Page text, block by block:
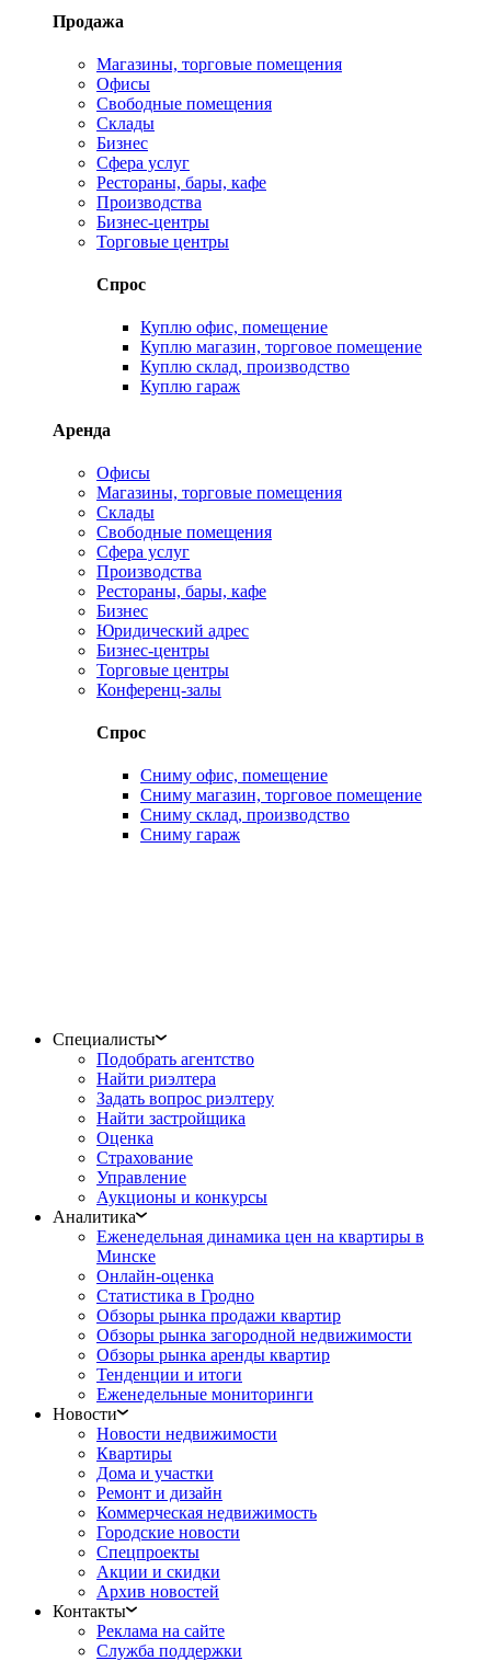
Продажа
Магазины, торговые помещения
Офисы
Свободные помещения
Склады
Бизнес
Сфера услуг
Рестораны, бары, кафе
Производства
Бизнес-центры
Торговые центры
Спрос
Куплю офис, помещение
Куплю магазин, торговое помещение
Куплю склад, производство
Куплю гараж
Аренда
Офисы
Магазины, торговые помещения
Склады
Свободные помещения
Сфера услуг
Производства
Рестораны, бары, кафе
Бизнес
Юридический адрес
Бизнес-центры
Торговые центры
Конференц-залы
Спрос
Сниму офис, помещение
Сниму магазин, торговое помещение
Сниму склад, производство
Сниму гараж
Специалисты
Подобрать агентство
Найти риэлтера
Задать вопрос риэлтеру
Найти застройщика
Оценка
Страхование
Управление
Аукционы и конкурсы
Аналитика
Еженедельная динамика цен на квартиры в
Минске
Онлайн-оценка
Статистика в Гродно
Обзоры рынка продажи квартир
Обзоры рынка загородной недвижимости
Обзоры рынка аренды квартир
Тенденции и итоги
Еженедельные мониторинги
Новости
Новости недвижимости
Квартиры
Дома и участки
Ремонт и дизайн
Коммерческая недвижимость
Городские новости
Спецпроекты
Акции и скидки
Архив новостей
Контакты
Реклама на сайте
Служба поддержки